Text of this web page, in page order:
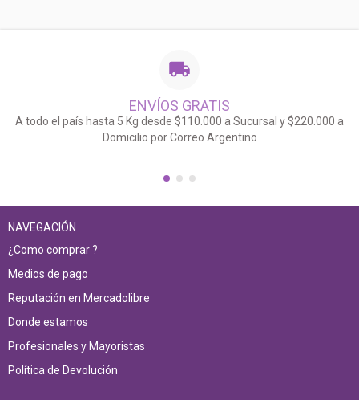
ENVÍOS GRATIS
A todo el país hasta 5 Kg desde $110.000 a Sucursal y $220.000 a
Domicilio por Correo Argentino
NAVEGACIÓN
¿Como comprar ?
Medios de pago
Reputación en Mercadolibre
Donde estamos
Profesionales y Mayoristas
Política de Devolución